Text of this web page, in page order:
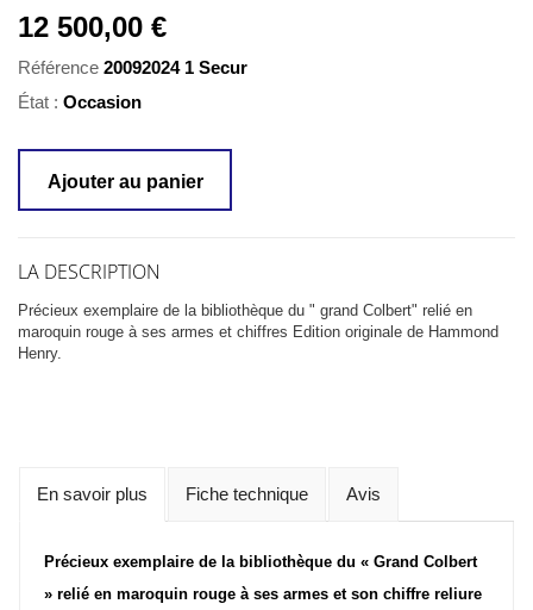
12 500,00 €
Référence 20092024 1 Secur
État : Occasion
Ajouter au panier
LA DESCRIPTION
Précieux exemplaire de la bibliothèque du " grand Colbert" relié en
maroquin rouge à ses armes et chiffres Edition originale de Hammond
Henry.
En savoir plus Fiche technique Avis
Précieux exemplaire de la bibliothèque du « Grand Colbert
» relié en maroquin rouge à ses armes et son chiffre reliure